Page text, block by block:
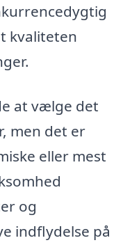
kvaliteten
at vælge det
men det er
eller mest
og
indflydelse på